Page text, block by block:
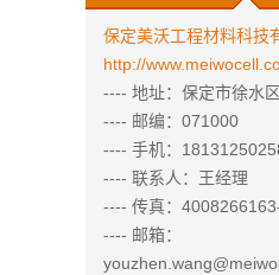
保定美沃工程材料科技
http://
---- 地址：保定市徐水
---- 邮编：071000
---- 手机：
---- 联系人：王经理
---- 传真：
---- 邮箱：